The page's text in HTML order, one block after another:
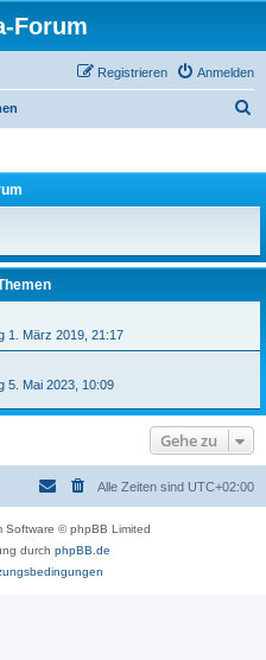
Forum
Anmelden
Registrieren
1. März 2019, 21:17
5. Mai 2023, 10:09
Gehe zu
Alle Zeiten sind UTC+02:00
Software © phpBB Limited
durch phpBB.de